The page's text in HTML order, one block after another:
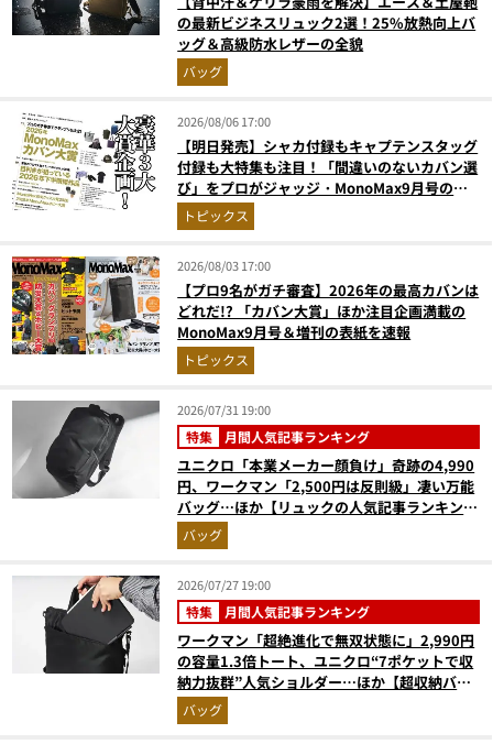
の最新ビジネスリュック2選！25%放熱向上バ
ッグ＆高級防水レザーの全貌
バッグ
2026/08/06 17:00
【明日発売】シャカ付録もキャプテンスタッグ
付録も大特集も注目！「間違いのないカバン選
び」をプロがジャッジ・MonoMax9月号の目
次を公開
トピックス
2026/08/03 17:00
【プロ9名がガチ審査】2026年の最高カバンは
どれだ!? 「カバン大賞」ほか注目企画満載の
MonoMax9月号＆増刊の表紙を速報
トピックス
2026/07/31 19:00
特集 月間人気記事ランキング
ユニクロ「本業メーカー顔負け」奇跡の4,990
円、ワークマン「2,500円は反則級」凄い万能
バッグ…ほか【リュックの人気記事ランキング
ベスト3】（2026年6月版）
バッグ
2026/07/27 19:00
特集 月間人気記事ランキング
ワークマン「超絶進化で無双状態に」2,990円
の容量1.3倍トート、ユニクロ“7ポケットで収
納力抜群”人気ショルダー…ほか【超収納バッ
グの人気記事ランキングベスト3】（2026年6
月版）
バッグ